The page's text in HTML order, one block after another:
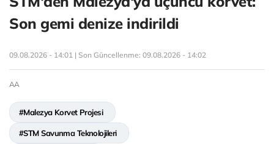
Son gemi denize indirildi
09.08.2026 - 14:01 | Son Güncellenme: 09.08.2026 - 14:02
AA
#Malezya Korvet Projesi
#STM Savunma Teknolojileri